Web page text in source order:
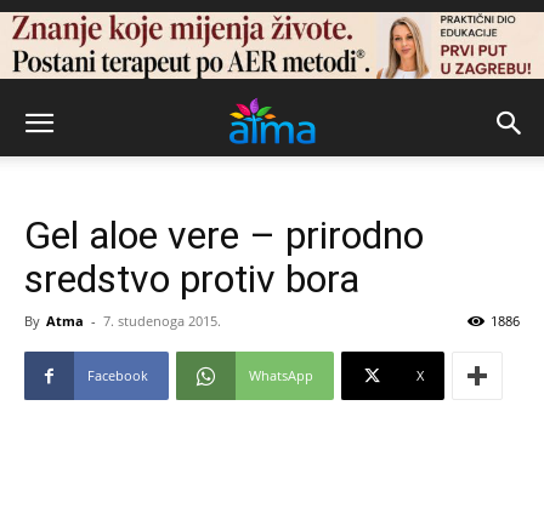
Gel aloe vere – prirodno
sredstvo protiv bora
By Atma - 7. studenoga 2015. 1886
Facebook WhatsApp X